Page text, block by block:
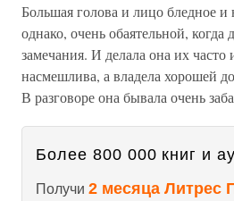
Большая голова и лицо бледное и
однако, очень обаятельной,
замечания. И делала она их часто
насмешлива, а владела хорошей
В разговоре она бывала очень
Более 800 000 книг и
Получи 2 месяца Литрес